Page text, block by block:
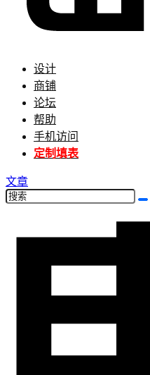
设计
商铺
论坛
帮助
手机访问
定制填表
文章